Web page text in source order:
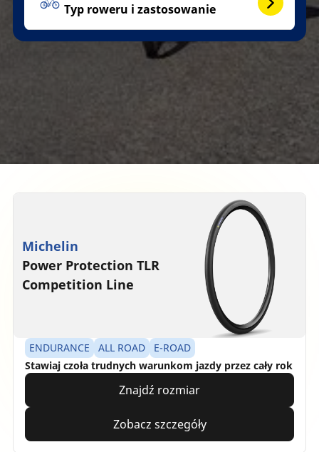
Typ roweru i zastosowanie
Michelin
Power Protection TLR
Competition Line
ENDURANCE ALL ROAD
E-ROAD
Stawiaj czoła trudnych warunkom jazdy przez cały rok
Znajdź rozmiar
Zobacz szczegóły